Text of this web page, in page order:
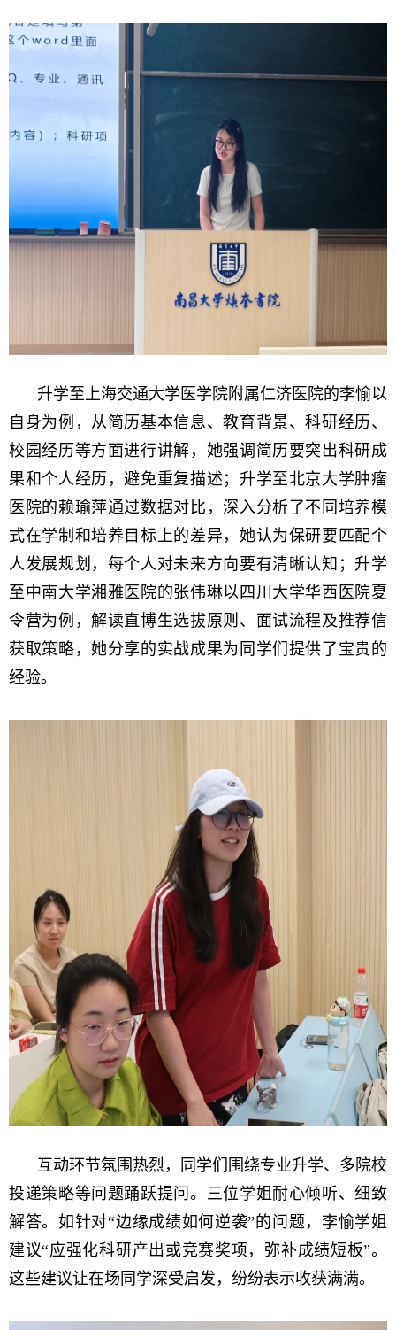
升学至上海交通大学医学院附属仁济医院的李愉以
自身为例，从简历基本信息、教育背景、科研经历、
校园经历等方面进行讲解，她强调简历要突出科研成
果和个人经历，避免重复描述；升学至北京大学肿瘤
医院的赖瑜萍通过数据对比，深入分析了不同培养模
式在学制和培养目标上的差异，她认为保研要匹配个
人发展规划，每个人对未来方向要有清晰认知；升学
至中南大学湘雅医院的张伟琳以四川大学华西医院夏
令营为例，解读直博生选拔原则、面试流程及推荐信
获取策略，她分享的实战成果为同学们提供了宝贵的
经验。
互动环节氛围热烈，同学们围绕专业升学、多院校
投递策略等问题踊跃提问。三位学姐耐心倾听、细致
解答。如针对“边缘成绩如何逆袭”的问题，李愉学姐
建议“应强化科研产出或竞赛奖项，弥补成绩短板”。
这些建议让在场同学深受启发，纷纷表示收获满满。